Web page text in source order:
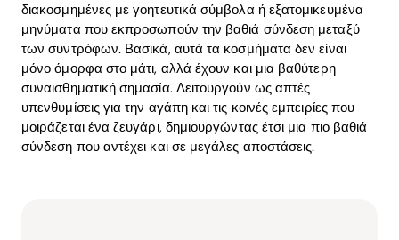
διακοσμημένες με γοητευτικά σύμβολα ή εξατομικευμένα
μηνύματα που εκπροσωπούν την βαθιά σύνδεση μεταξύ
των συντρόφων. Βασικά, αυτά τα κοσμήματα δεν είναι
μόνο όμορφα στο μάτι, αλλά έχουν και μια βαθύτερη
συναισθηματική σημασία. Λειτουργούν ως απτές
υπενθυμίσεις για την αγάπη και τις κοινές εμπειρίες που
μοιράζεται ένα ζευγάρι, δημιουργώντας έτσι μια πιο βαθιά
σύνδεση που αντέχει και σε μεγάλες αποστάσεις.